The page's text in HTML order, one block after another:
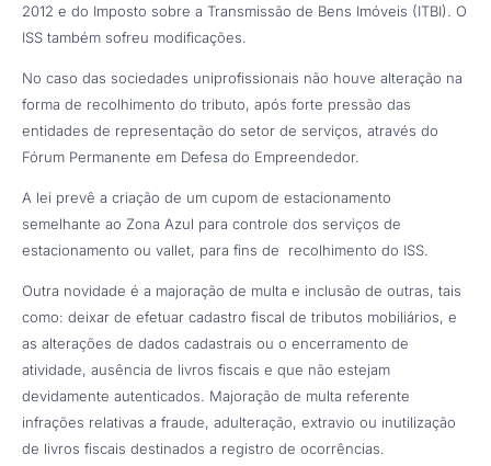
2012 e do Imposto sobre a Transmissão de Bens Imóveis (ITBI). O
ISS também sofreu modificações.
No caso das sociedades uniprofissionais não houve alteração na
forma de recolhimento do tributo, após forte pressão das
entidades de representação do setor de serviços, através do
Fórum Permanente em Defesa do Empreendedor.
A lei prevê a criação de um cupom de estacionamento
semelhante ao Zona Azul para controle dos serviços de
estacionamento ou vallet, para fins de recolhimento do ISS.
Outra novidade é a majoração de multa e inclusão de outras, tais
como: deixar de efetuar cadastro fiscal de tributos mobiliários, e
as alterações de dados cadastrais ou o encerramento de
atividade, ausência de livros fiscais e que não estejam
devidamente autenticados. Majoração de multa referente
infrações relativas a fraude, adulteração, extravio ou inutilização
de livros fiscais destinados a registro de ocorrências.